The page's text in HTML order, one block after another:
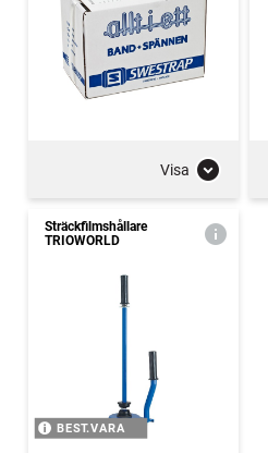
Visa
Sträckfilmshållare
TRIOWORLD
BEST.VARA